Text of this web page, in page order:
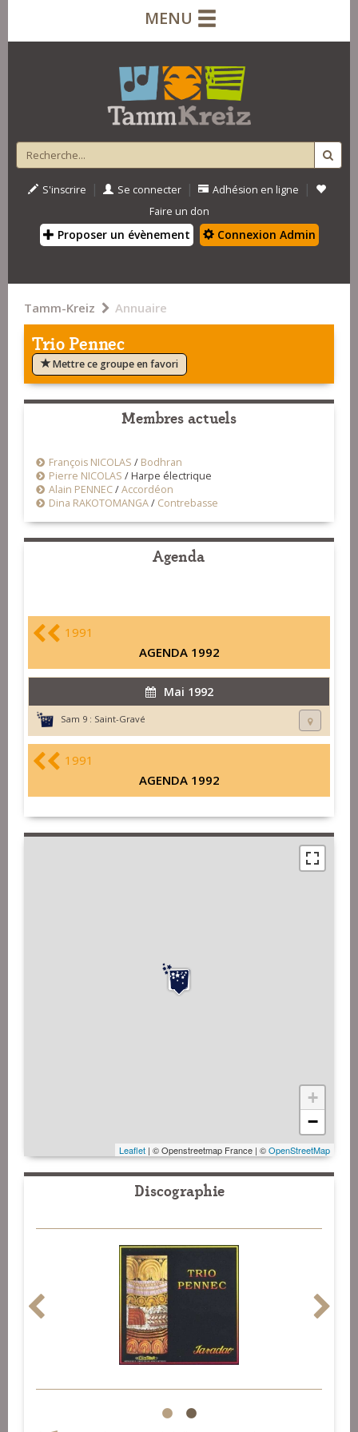
MENU
S'inscrire | Se connecter | Adhésion en ligne |
Faire un don
Proposer un évènement Connexion Admin
Tamm-Kreiz Annuaire
Trio Pennec
Mettre ce groupe en favori
Membres actuels
François NICOLAS / Bodhran
Pierre NICOLAS / Harpe électrique
Alain PENNEC/Accordéon
Dina RAKOTOMANGA/ Contrebasse
Agenda
1991
AGENDA 1992
Mai 1992
Sam 9 : Saint-Gravé
1991
AGENDA 1992
+
−
Leaflet | © Openstreetmap France | ©OpenStreetMap
Discographie
1 2